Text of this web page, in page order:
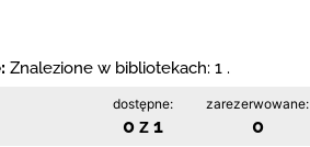
Znalezione w bibliotekach: 1 .
dostępne:
0 z 1
zarezerwowane:
0